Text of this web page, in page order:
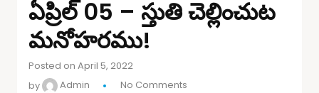
ఏప్రిల్ 05 – స్తుతి చెల్లించుట
మనోహరము!
Posted on April 5, 2022
by
Admin No Comments